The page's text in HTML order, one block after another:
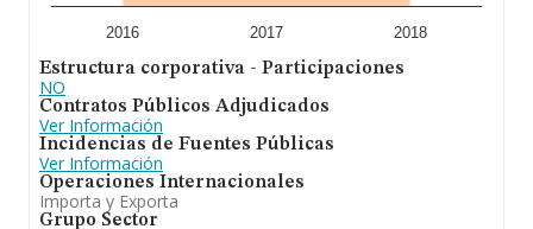
2016 2017 2018
Estructura corporativa - Participaciones
NO
Contratos Públicos Adjudicados
Ver Información
Incidencias de Fuentes Públicas
Ver Información
Operaciones Internacionales
Importa y Exporta
Grupo Sector